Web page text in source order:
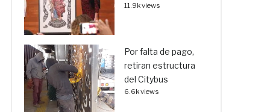
11.9k views
Por falta de pago,
retiran estructura
del Citybus
6.6k views